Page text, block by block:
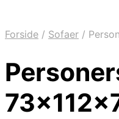
Forside / Sofaer /